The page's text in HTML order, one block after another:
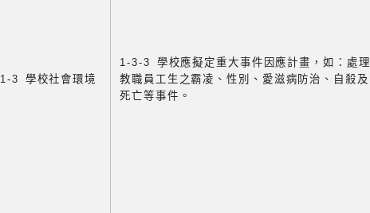
1-3 學校社會環境
1-3-3 學校應擬定重大事件因應計畫，如：處理
教職員工生之霸凌、性別、愛滋病防治、自殺及
死亡等事件。